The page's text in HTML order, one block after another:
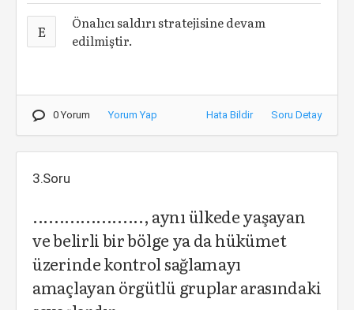
E
Önalıcı saldırı stratejisine devam
edilmiştir.
0 Yorum Yorum Yap Hata Bildir Soru Detay
3.Soru
....................., aynı ülkede yaşayan
ve belirli bir bölge ya da hükümet
üzerinde kontrol sağlamayı
amaçlayan örgütlü gruplar arasındaki